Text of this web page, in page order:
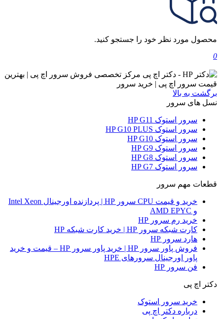
محصول مورد نظر خود را جستجو کنید.
0
برگشت به بالا
نسل های سرور
سرور استوک HP G11
سرور استوک HP G10 PLUS
سرور استوک HP G10
سرور استوک HP G9
سرور استوک HP G8
سرور استوک HP G7
قطعات مهم سرور
خرید و قیمت CPU سرور HP | پردازنده اورجینال Intel Xeon
و AMD EPYC
خرید رم سرور HP
کارت شبکه سرور HP | خرید کارت شبکه HP
هارد سرور HP
فروش پاور سرور HP | خرید پاور سرور HP – قیمت و خرید
پاور اورجینال سرورهای HPE
فن سرور HP
دکتر اچ پی
خرید سرور استوک
درباره دکتر اچ پی